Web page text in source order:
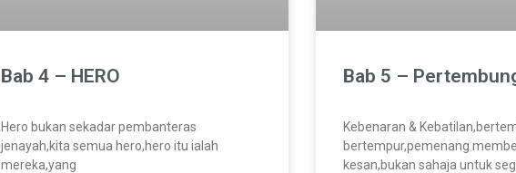
Bab 4 – HERO
Hero bukan sekadar pembanteras
jenayah,kita semua hero,hero itu ialah
mereka,yang
Bab 5 –
Kebenaran &
bertempur,pemenang
kesan,bukan sahaja untuk